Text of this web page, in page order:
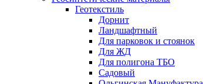
Геотекстиль
Дорнит
Ландшафтный
Для парковок и стоянок
Для ЖД
Для полигона ТБО
Садовый